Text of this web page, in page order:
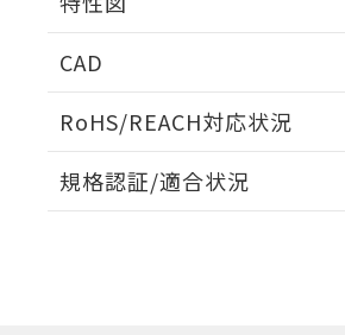
CAD
RoHS/REACH対応状況
EU RoHS 注意事項・凡例
規格認証/適合状況